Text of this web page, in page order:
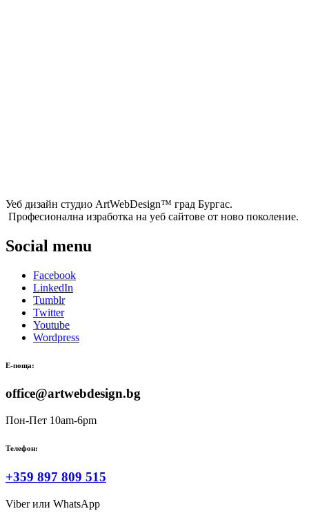
Уеб дизайн студио ArtWebDesign™ град Бургас.
Професионална изработка на уеб сайтове от ново поколение.
Social menu
Facebook
LinkedIn
Tumblr
Twitter
Youtube
Wordpress
Е-поща:
office@artwebdesign.bg
Пон-Пет 10am-6pm
Телефон:
+359 897 809 515
Viber или WhatsApp